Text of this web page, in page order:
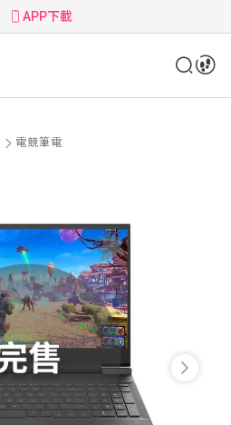
APP下載
電競筆電